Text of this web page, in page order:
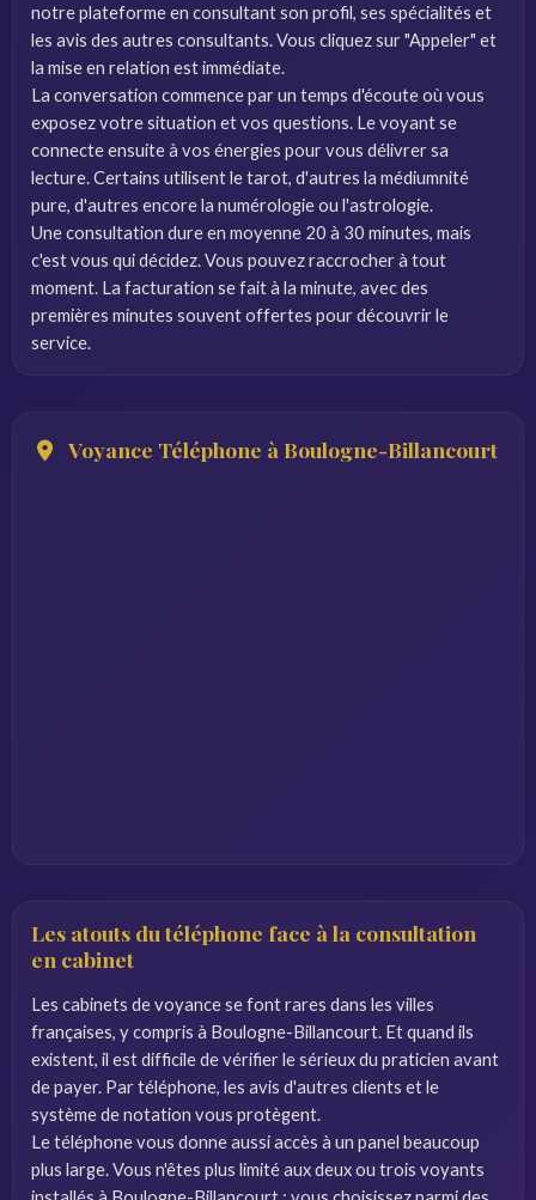
notre plateforme en consultant son profil, ses spécialités et
les avis des autres consultants. Vous cliquez sur "Appeler" et
la mise en relation est immédiate.
La conversation commence par un temps d'écoute où vous
exposez votre situation et vos questions. Le voyant se
connecte ensuite à vos énergies pour vous délivrer sa
lecture. Certains utilisent le tarot, d'autres la médiumnité
pure, d'autres encore la numérologie ou l'astrologie.
Une consultation dure en moyenne 20 à 30 minutes, mais
c'est vous qui décidez. Vous pouvez raccrocher à tout
moment. La facturation se fait à la minute, avec des
premières minutes souvent offertes pour découvrir le
service.
Voyance Téléphone à Boulogne-Billancourt
Les atouts du téléphone face à la consultation
en cabinet
Les cabinets de voyance se font rares dans les villes
françaises, y compris à Boulogne-Billancourt. Et quand ils
existent, il est difficile de vérifier le sérieux du praticien avant
de payer. Par téléphone, les avis d'autres clients et le
système de notation vous protègent.
Le téléphone vous donne aussi accès à un panel beaucoup
plus large. Vous n'êtes plus limité aux deux ou trois voyants